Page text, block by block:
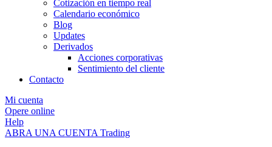
Cotización en tiempo real
Calendario económico
Blog
Updates
Derivados
Acciones corporativas
Sentimiento del cliente
Contacto
Mi cuenta
Opere online
Help
ABRA UNA CUENTA Trading